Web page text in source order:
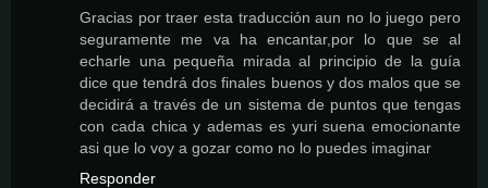
Gracias por traer esta traducción aun no lo juego pero
seguramente me va ha encantar,por lo que se al
echarle una pequeña mirada al principio de la guía
dice que tendrá dos finales buenos y dos malos que se
decidirá a través de un sistema de puntos que tengas
con cada chica y ademas es yuri suena emocionante
asi que lo voy a gozar como no lo puedes imaginar
Responder